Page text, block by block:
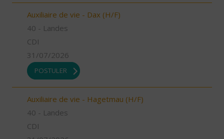
Auxiliaire de vie - Dax (H/F)
40 - Landes
CDI
31/07/2026
POSTULER
Auxiliaire de vie - Hagetmau (H/F)
40 - Landes
CDI